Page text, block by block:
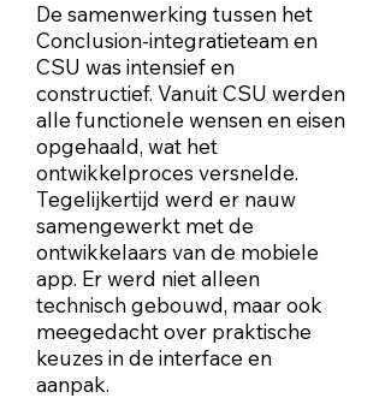
De samenwerking tussen het
Conclusion-integratieteam en
CSU was intensief en
constructief. Vanuit CSU werden
alle functionele wensen en eisen
opgehaald, wat het
ontwikkelproces versnelde.
Tegelijkertijd werd er nauw
samengewerkt met de
ontwikkelaars van de mobiele
app. Er werd niet alleen
technisch gebouwd, maar ook
meegedacht over praktische
keuzes in de interface en
aanpak.